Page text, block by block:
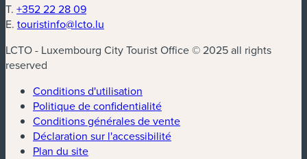
T. +352 22 28 09
E. touristinfo@lcto.lu
LCTO - Luxembourg City Tourist Office © 2025 all rights
reserved
Conditions d'utilisation
Politique de confidentialité
Conditions générales de vente
Déclaration sur l'accessibilité
Plan du site